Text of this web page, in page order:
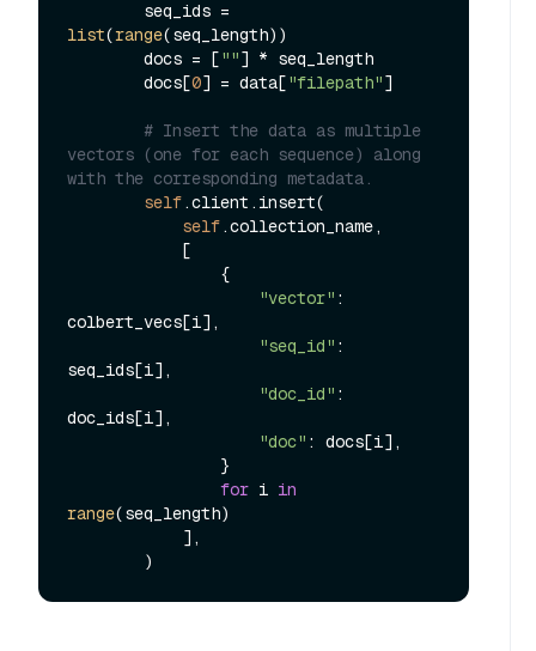
list(range(seq_length))
        docs = [
""] * seq_length
        docs[
0] = data["filepath"]
# Insert the data as multiple
vectors (one for each sequence) along
with the corresponding metadata.
self.client.insert(
self.collection_name,
"vector" :
colbert_vecs[i],
"seq_id" :
seq_ids[i],
"doc_id" :
doc_ids[i],
"doc" : docs[i],
for i in
range(seq_length)